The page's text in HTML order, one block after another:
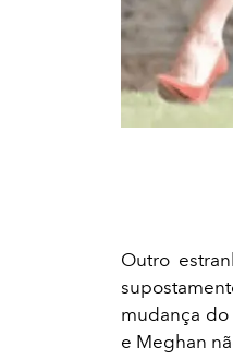
Outro
mudança do
e Meghan